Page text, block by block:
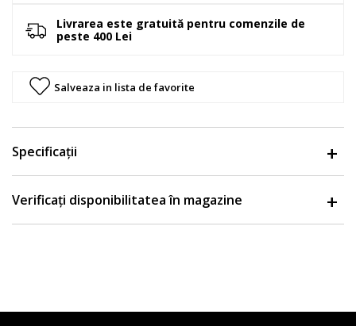
Livrarea este gratuită pentru comenzile de
peste 400 Lei
Salveaza in lista de favorite
Specificații
Verificați disponibilitatea în magazine